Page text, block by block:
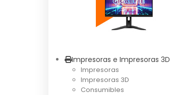
Impresoras e Impresoras 3D
Impresoras
Impresoras 3D
Consumibles